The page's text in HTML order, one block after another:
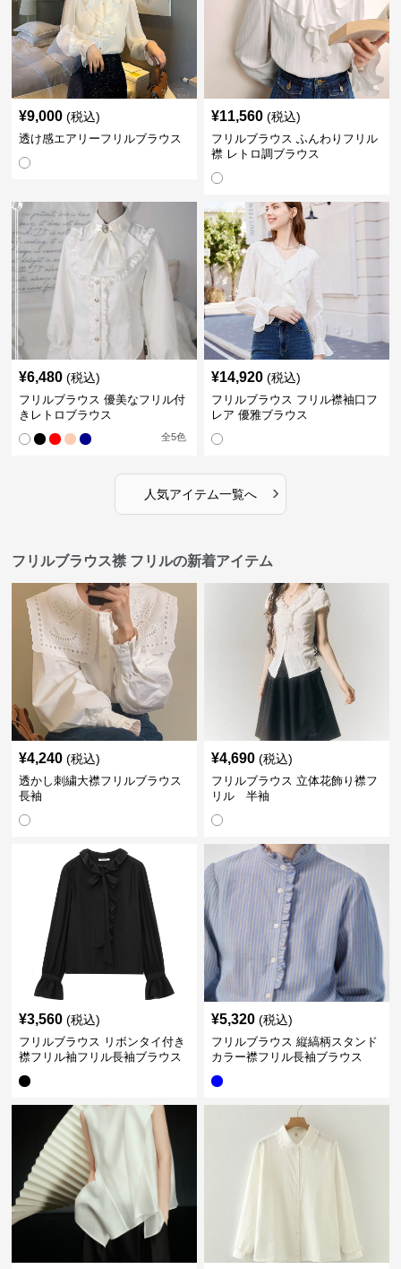
¥9,000 (税込)
透け感エアリーフリルブラウス
¥11,560 (税込)
フリルブラウス ふんわりフリル
襟 レトロ調ブラウス
¥6,480 (税込)
フリルブラウス 優美なフリル付
きレトロブラウス
全5色
¥14,920 (税込)
フリルブラウス フリル襟袖口フ
レア 優雅ブラウス
人気アイテム一覧へ ›
フリルブラウス襟 フリルの新着アイテム
¥4,240 (税込)
透かし刺繍大襟フリルブラウス
長袖
¥4,690 (税込)
フリルブラウス 立体花飾り襟フ
リル 半袖
¥3,560 (税込)
フリルブラウス リボンタイ付き
襟フリル袖フリル長袖ブラウス
¥5,320 (税込)
フリルブラウス 縦縞柄スタンド
カラー襟フリル長袖ブラウス